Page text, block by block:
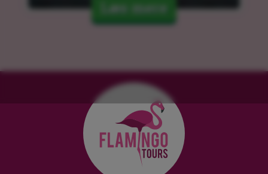
Læs mere